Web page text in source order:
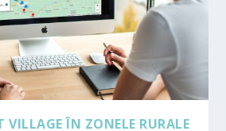
VILLAGE ÎN ZONELE RURALE